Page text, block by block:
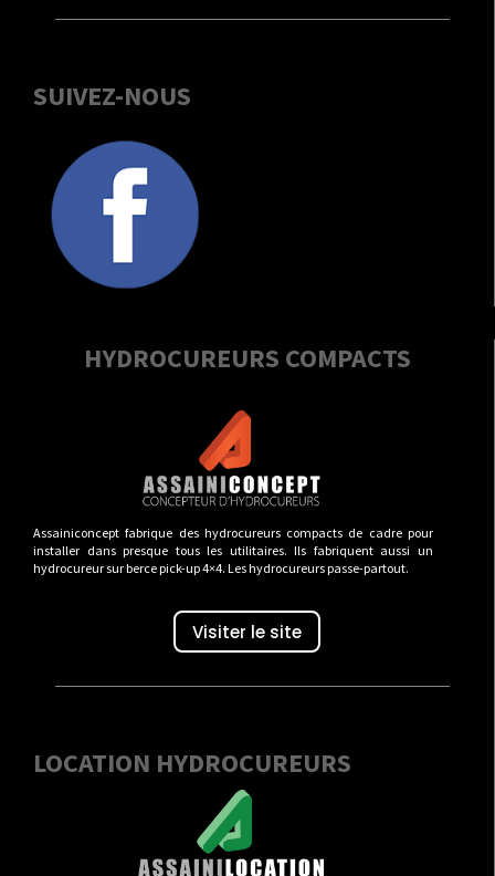
SUIVEZ-NOUS
HYDROCUREURS COMPACTS
Assainiconcept fabrique des hydrocureurs compacts de cadre pour
installer dans presque tous les utilitaires. Ils fabriquent aussi un
hydrocureur sur berce pick-up 4×4. Les hydrocureurs passe-partout.
Visiter le site
LOCATION HYDROCUREURS